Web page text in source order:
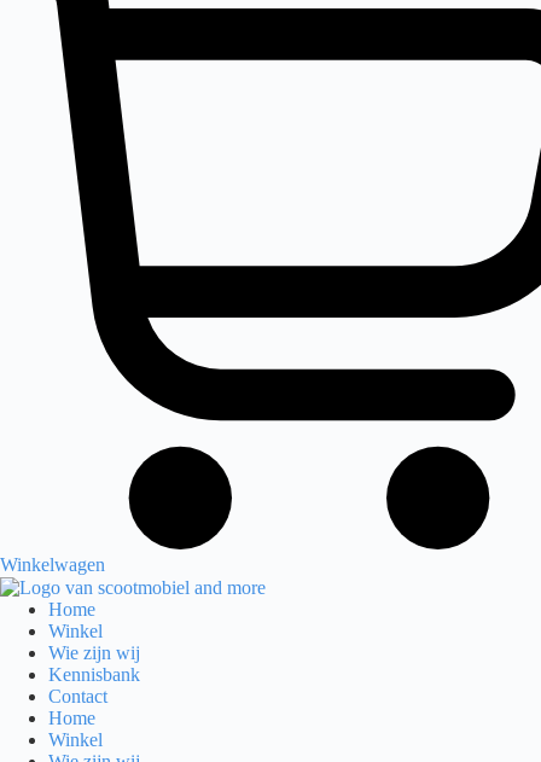
Winkelwagen
Home
Winkel
Wie zijn wij
Kennisbank
Contact
Home
Winkel